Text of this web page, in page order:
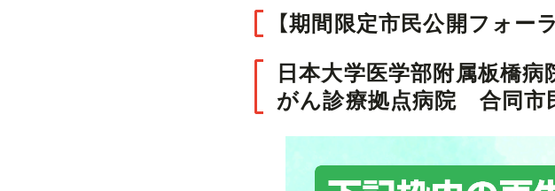
【期間限定市民公開フォー
日本大学医学部附属板橋
がん診療拠点病院 合同市